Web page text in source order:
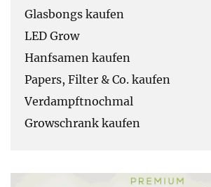
Glasbongs kaufen
LED Grow
Hanfsamen kaufen
Papers, Filter & Co. kaufen
Verdampftnochmal
Growschrank kaufen